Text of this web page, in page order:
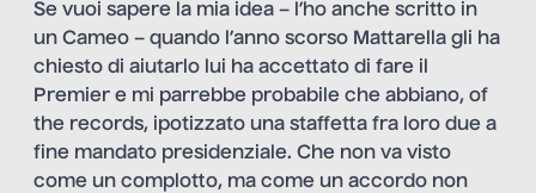
Se vuoi sapere la mia idea – l’ho anche scritto in
un Cameo – quando l’anno scorso Mattarella gli ha
chiesto di aiutarlo lui ha accettato di fare il
Premier e mi parrebbe probabile che abbiano, of
the records, ipotizzato una staffetta fra loro due a
fine mandato presidenziale. Che non va visto
come un complotto, ma come un accordo non